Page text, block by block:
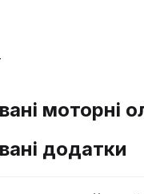
моторні
додатки